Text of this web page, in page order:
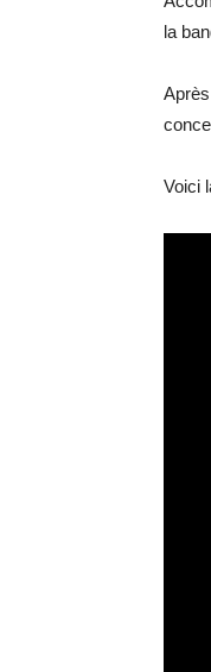
la
Voici